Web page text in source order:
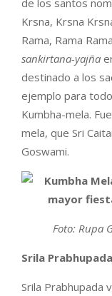
Krsna, Krsna
Rama, Rama
sankirtana-yajña
destinado a los
ejemplo para
Kumbha-mela.
mela, que Sri
Goswami.
Foto: Rupa
Srila
Srila Prabhupada